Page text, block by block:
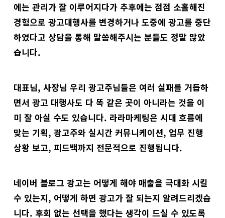
에는 관리가 잘 이루어지다가 추후에는 점점 소홀해진
경험으로 광고대행사를 변경하거나 도중에 광고를 중단
하였다고 상담을 통해 말씀해주시는 분들도 정말 많았
습니다.
대표님, 사장님 우리 광고주님들은 여러 실패를 거듭하
면서 광고 대행사도 다 똑 같은 곳이 아니라는 것을 이
미 잘 아실 수도 있습니다. 라라마케팅은 시대 흐름에
맞는 기획, 광고주와 실시간 커뮤니케이션, 업무 진행
상황 보고, 피드백까지 전문적으로 진행됩니다.
네이버 블로그 광고는 어떻게 해야 매출을 극대화 시킬
수 있는지, 어떻게 하면 광고가 잘 되는지 알려드리겠습
니다. 후회 없는 선택을 했다는 생각이 드실 수 있도록